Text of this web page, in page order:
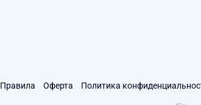
Правила Оферта Политика